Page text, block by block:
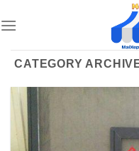
to
CATEGORY